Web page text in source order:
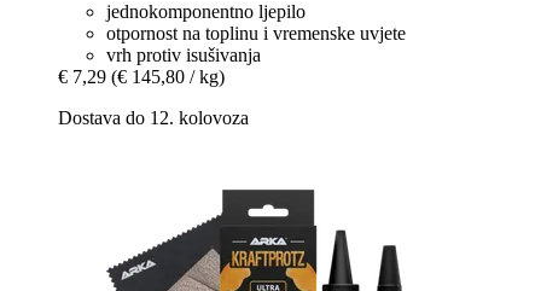
jednokomponentno ljepilo
otpornost na toplinu i vremenske uvjete
vrh protiv isušivanja
€ 7,29 (€ 145,80 / kg)
Dostava do 12. kolovoza